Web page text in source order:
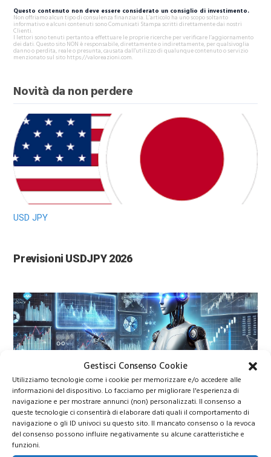
Gestisci Consenso Cookie
Utilizziamo tecnologie come i cookie per memorizzare e/o accedere alle
informazioni del dispositivo. Lo facciamo per migliorare l'esperienza di
navigazione e per mostrare annunci (non) personalizzati. Il consenso a
queste tecnologie ci consentirà di elaborare dati quali il comportamento di
navigazione o gli ID univoci su questo sito. Il mancato consenso o la revoca
del consenso possono influire negativamente su alcune caratteristiche e
funzioni.
Questo contenuto non deve essere considerato un consiglio di investimento.
Non offriamo alcun tipo di consulenza finanziaria. L’articolo ha uno scopo soltanto
informativo e alcuni contenuti sono Comunicati Stampa scritti direttamente dai nostri
Clienti.
I lettori sono tenuti pertanto a effettuare le proprie ricerche per verificare l’aggiornamento
dei dati. Questo sito NON è responsabile, direttamente o indirettamente, per qualsivoglia
danno o perdita, reale o presunta, causata dall'utilizzo di qualunque contenuto o servizio
menzionato sul sito https://valoreazioni.com.
Novità da non perdere
USD JPY
Previsioni USDJPY 2026
Migliori Azioni 2026
Migliori azioni da comprare nel 2026: titoli
strategici tra intelligenza artificiale, energia e